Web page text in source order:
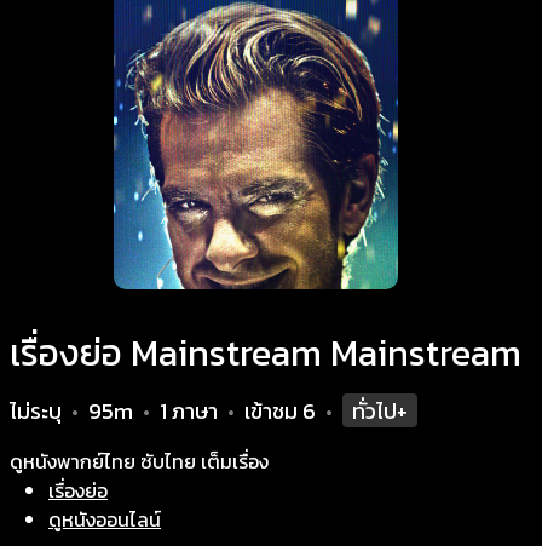
เรื่องย่อ Mainstream Mainstream
ไม่ระบุ • 95m • 1 ภาษา • เข้าชม 6 • ทั่วไป+
ดูหนังพากย์ไทย ซับไทย เต็มเรื่อง
เรื่องย่อ
ดูหนังออนไลน์